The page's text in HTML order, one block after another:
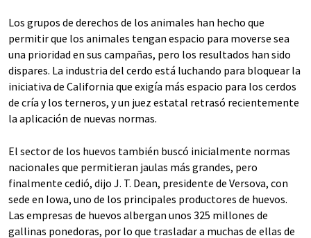
Los grupos de derechos de los animales han hecho que
permitir que los animales tengan espacio para moverse sea
una prioridad en sus campañas, pero los resultados han sido
dispares. La industria del cerdo está luchando para bloquear la
iniciativa de California que exigía más espacio para los cerdos
de cría y los terneros, y un juez estatal retrasó recientemente
la aplicación de nuevas normas.
El sector de los huevos también buscó inicialmente normas
nacionales que permitieran jaulas más grandes, pero
finalmente cedió, dijo J. T. Dean, presidente de Versova, con
sede en Iowa, uno de los principales productores de huevos.
Las empresas de huevos albergan unos 325 millones de
gallinas ponedoras, por lo que trasladar a muchas de ellas de